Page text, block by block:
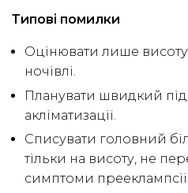
Типові помилки
Оцінювати лише
ночівлі.
Планувати швидкий
акліматизації.
Списувати головний
тільки на висоту, не
симптоми прееклампсії.